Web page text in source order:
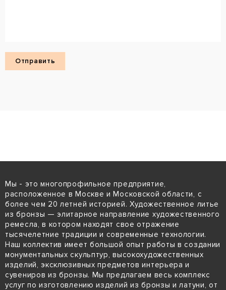
Мы - это многопрофильное предприятие,
расположенное в Москве и Московской области, с
более чем 20 летней историей. Художественное литье
из бронзы — элитарное направление художественного
ремесла, в котором находят свое отражение
тысячелетние традиции и современные технологии.
Наш коллектив имеет большой опыт работы в создании
монументальных скульптур, высокохудожественных
изделий, эксклюзивных предметов интерьера и
сувениров из бронзы. Мы предлагаем весь комплекс
услуг по изготовлению изделий из бронзы и латуни, от